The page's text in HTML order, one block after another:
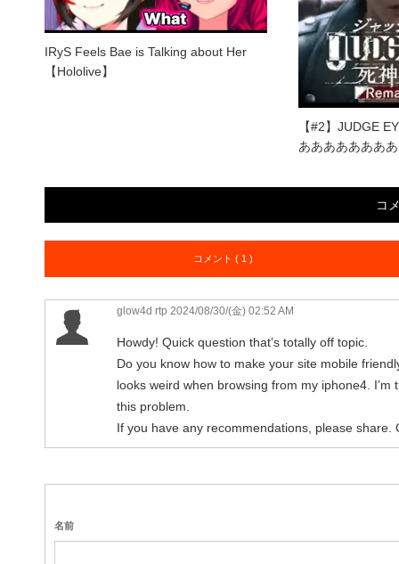
IRyS Feels Bae is Talking about Her
【Hololive】
【#2】JUDGE
あああああああ
コ
コメント ( 1 )
glow4d rtp 2024/08/30/(金) 02:52 AM
Howdy! Quick question that’s totally off topic.
Do you know how to make your site mobile
looks weird when browsing from my iphone4.
this problem.
If you have any recommendations, please share.
名前